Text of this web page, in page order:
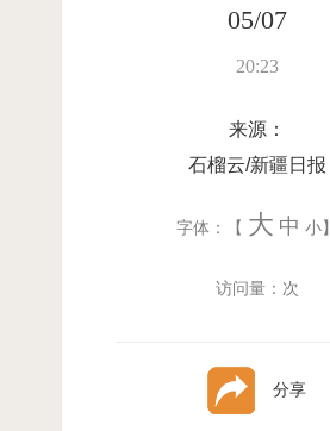
05/07
20:23
来源：
石榴云/新疆日报
字体：【 大 中 小】
访问量： 次
分享